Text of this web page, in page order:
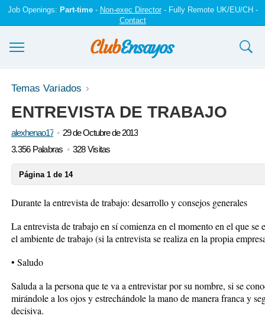
Job Openings: Part-time- Non-exec Director- Fully Remote UK/EU/CH -
Contact
Ensayos y trabajos
Registrarse
Iniciar sesión
Temas Variados
ENTREVISTA DE TRABAJO
alexhenao17
29 de Octubre de 2013
3.356 Palabras
328 Visitas
Página 1 de 14
Durante la entrevista de trabajo: desarrollo y consejos generales
La entrevista de trabajo en sí comienza en el momento en el que se
el ambiente de trabajo (si la entrevista se realiza en la propia
• Saludo
Saluda a la persona que te va a entrevistar por su nombre, si se
mirándole a los ojos y estrechándole la mano de manera franca y
decisiva.